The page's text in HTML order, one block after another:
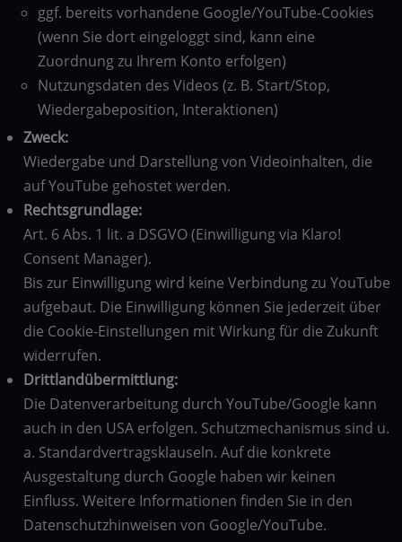
ggf. bereits vorhandene Google/YouTube-Cookies
(wenn Sie dort eingeloggt sind, kann eine
Zuordnung zu Ihrem Konto erfolgen)
Nutzungsdaten des Videos (z. B. Start/Stop,
Wiedergabeposition, Interaktionen)
Zweck:
Wiedergabe und Darstellung von Videoinhalten, die
auf YouTube gehostet werden.
Rechtsgrundlage:
Art. 6 Abs. 1 lit. a DSGVO (Einwilligung via Klaro!
Consent Manager).
Bis zur Einwilligung wird keine Verbindung zu YouTube
aufgebaut. Die Einwilligung können Sie jederzeit über
die Cookie-Einstellungen mit Wirkung für die Zukunft
widerrufen.
Drittlandübermittlung:
Die Datenverarbeitung durch YouTube/Google kann
auch in den USA erfolgen. Schutzmechanismus sind u.
a. Standardvertragsklauseln. Auf die konkrete
Ausgestaltung durch Google haben wir keinen
Einfluss. Weitere Informationen finden Sie in den
Datenschutzhinweisen von Google/YouTube.